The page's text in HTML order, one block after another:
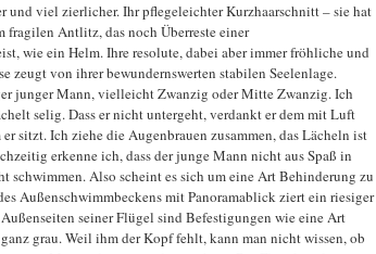
und viel zierlicher. Ihr pflegeleichter Kurzhaarschnitt – sie hat
fragilen Antlitz, das noch Überreste einer
wie ein Helm. Ihre resolute, dabei aber immer fröhliche und
zeugt von ihrer bewundernswerten stabilen Seelenlage.
junger Mann, vielleicht Zwanzig oder Mitte Zwanzig. Ich
selig. Dass er nicht untergeht, verdankt er dem mit Luft
sitzt. Ich ziehe die Augenbrauen zusammen, das Lächeln ist
erkenne ich, dass der junge Mann nicht aus Spaß in
schwimmen. Also scheint es sich um eine Art Behinderung zu
Außenschwimmbeckens mit Panoramablick ziert ein riesiger
seiner Flügel sind Befestigungen wie eine Art
grau. Weil ihm der Kopf fehlt, kann man nicht wissen, ob